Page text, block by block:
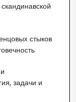
стыков
задачи и